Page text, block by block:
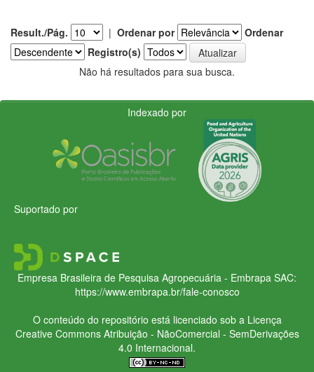
Result./Pág. | Ordenar por
Ordenar
Registro(s)
Não há resultados para sua busca.
Indexado por
Suportado por
Empresa Brasileira de Pesquisa Agropecuária - Embrapa SAC:
https://www.embrapa.br/fale-conosco
O conteúdo do repositório está licenciado sob a Licença
Creative CommonsAtribuição - NãoComercial - SemDerivações
4.0 Internacional.